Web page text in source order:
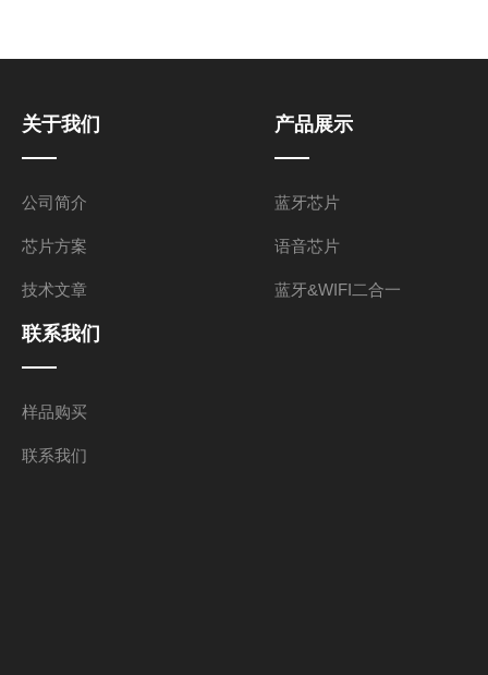
关于我们
公司简介
芯片方案
技术文章
产品展示
蓝牙芯片
语音芯片
蓝牙&WIFI二合一
联系我们
样品购买
联系我们